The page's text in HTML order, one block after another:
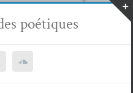
poétiques
SoundCloud